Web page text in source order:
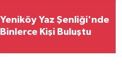
Yeniköy Yaz Şenliği'nde
Binlerce Kişi Buluştu